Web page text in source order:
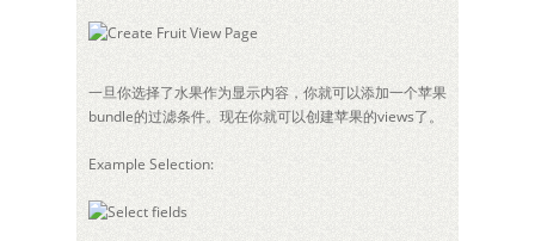
一旦你选择了水果作为显示内容，你就可以添加一个苹果
bundle的过滤条件。现在你就可以创建苹果的views了。
Example Selection: